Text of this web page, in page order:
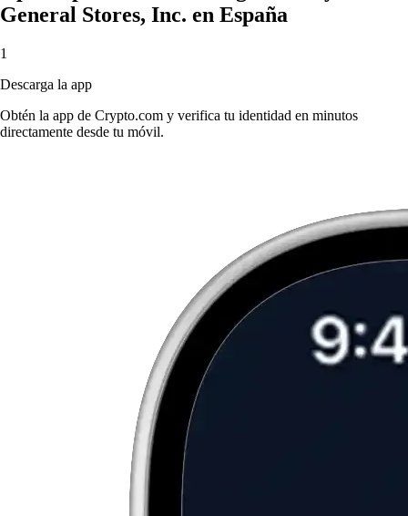
General Stores, Inc. en España
1
Descarga la app
Obtén la app de Crypto.com y verifica tu identidad en minutos
directamente desde tu móvil.